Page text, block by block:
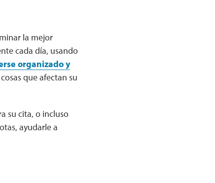
la mejor
cada día, usando
organizado y
que afectan su
su cita, o incluso
ayudarle a